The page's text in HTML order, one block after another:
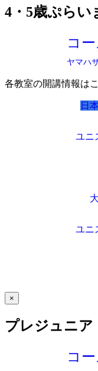
4・5歳ぷらい
コ
ヤマハ
各教室の開講情報は
日
ユニ
ユニ
×
プレジュニア
コ